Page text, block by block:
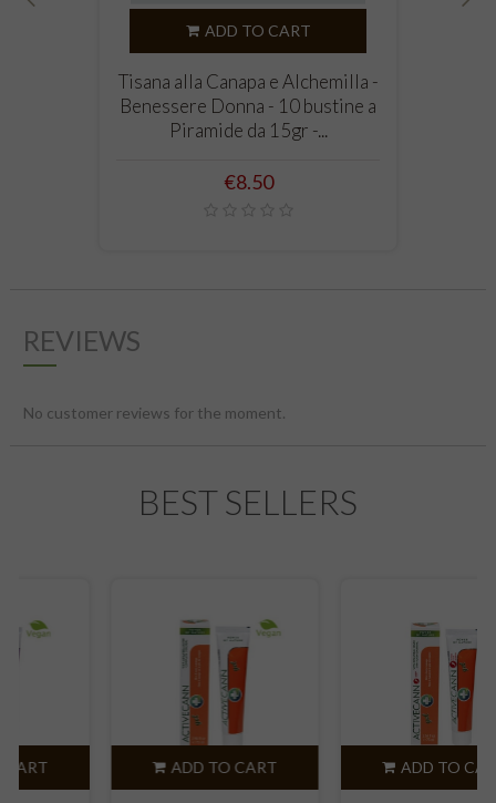
ADD TO CART
Tisana alla Canapa e Alchemilla -
Benessere Donna - 10 bustine a
Piramide da 15gr -...
Price
€8.50
REVIEWS
No customer reviews for the moment.
BEST SELLERS
ADD TO CART ADD TO CART